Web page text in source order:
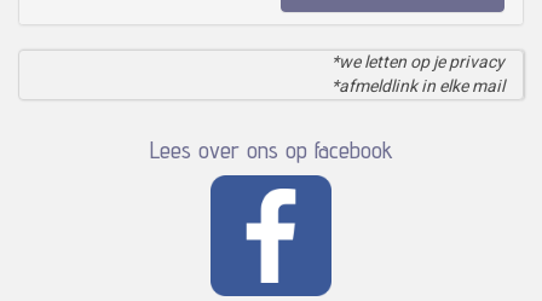
*we letten op je privacy
*afmeldlink in elke mail
Lees over ons op facebook